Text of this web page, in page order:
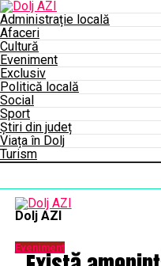
Administrație locală
Afaceri
Cultură
Eveniment
Exclusiv
Politică locală
Social
Sport
Știri din județ
Viața în Dolj
Turism
Connect with us
Dolj AZI
Eveniment